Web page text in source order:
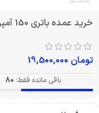
خرید عمده باتری 150 آمپر واریان
تومان
باقی مانده فقط: 80